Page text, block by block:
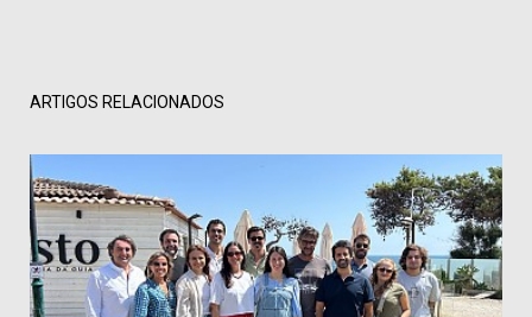
ARTIGOS RELACIONADOS